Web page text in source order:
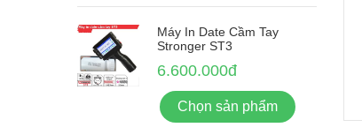
Máy In Date Cầm Tay
Stronger ST3
6.600.000đ
Chọn sản phẩm